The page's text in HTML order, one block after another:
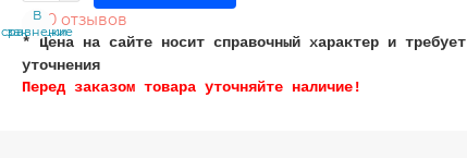
В
закладки
В
сравнение
0 отзывов
* Цена на сайте носит справочный характер и требует
уточнения
Перед заказом товара уточняйте наличие!